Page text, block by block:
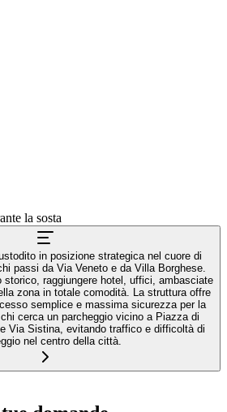
la sosta
in posizione strategica nel cuore di
passi da Via Veneto e da Villa Borghese.
storico, raggiungere hotel, uffici, ambasciate
zona in totale comodità. La struttura offre
semplice e massima sicurezza per la
cerca un parcheggio vicino a Piazza di
Via Sistina, evitando traffico e difficoltà di
nel centro della città.